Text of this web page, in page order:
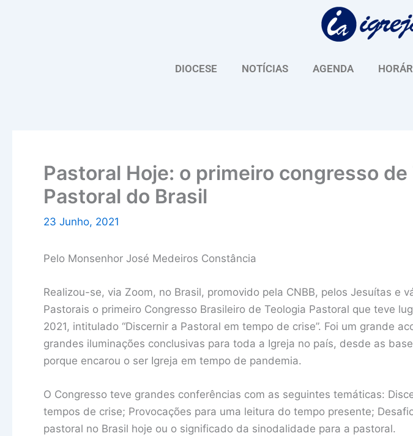
DIOCESE NOTÍCIAS AGENDA
Pastoral Hoje: o primeiro congresso de
Pastoral do Brasil
23 Junho, 2021
Pelo Monsenhor José Medeiros Constância
Realizou-se, via Zoom, no Brasil, promovido pela CNBB, pelos Jesuítas e
Pastorais o primeiro Congresso Brasileiro de Teologia Pastoral que teve
2021, intitulado “Discernir a Pastoral em tempo de crise”. Foi um grande
grandes iluminações conclusivas para toda a Igreja no país, desde as
porque encarou o ser Igreja em tempo de pandemia.
O Congresso teve grandes conferências com as seguintes temáticas:
tempos de crise; Provocações para uma leitura do tempo presente;
pastoral no Brasil hoje ou o significado da sinodalidade para a pastoral.